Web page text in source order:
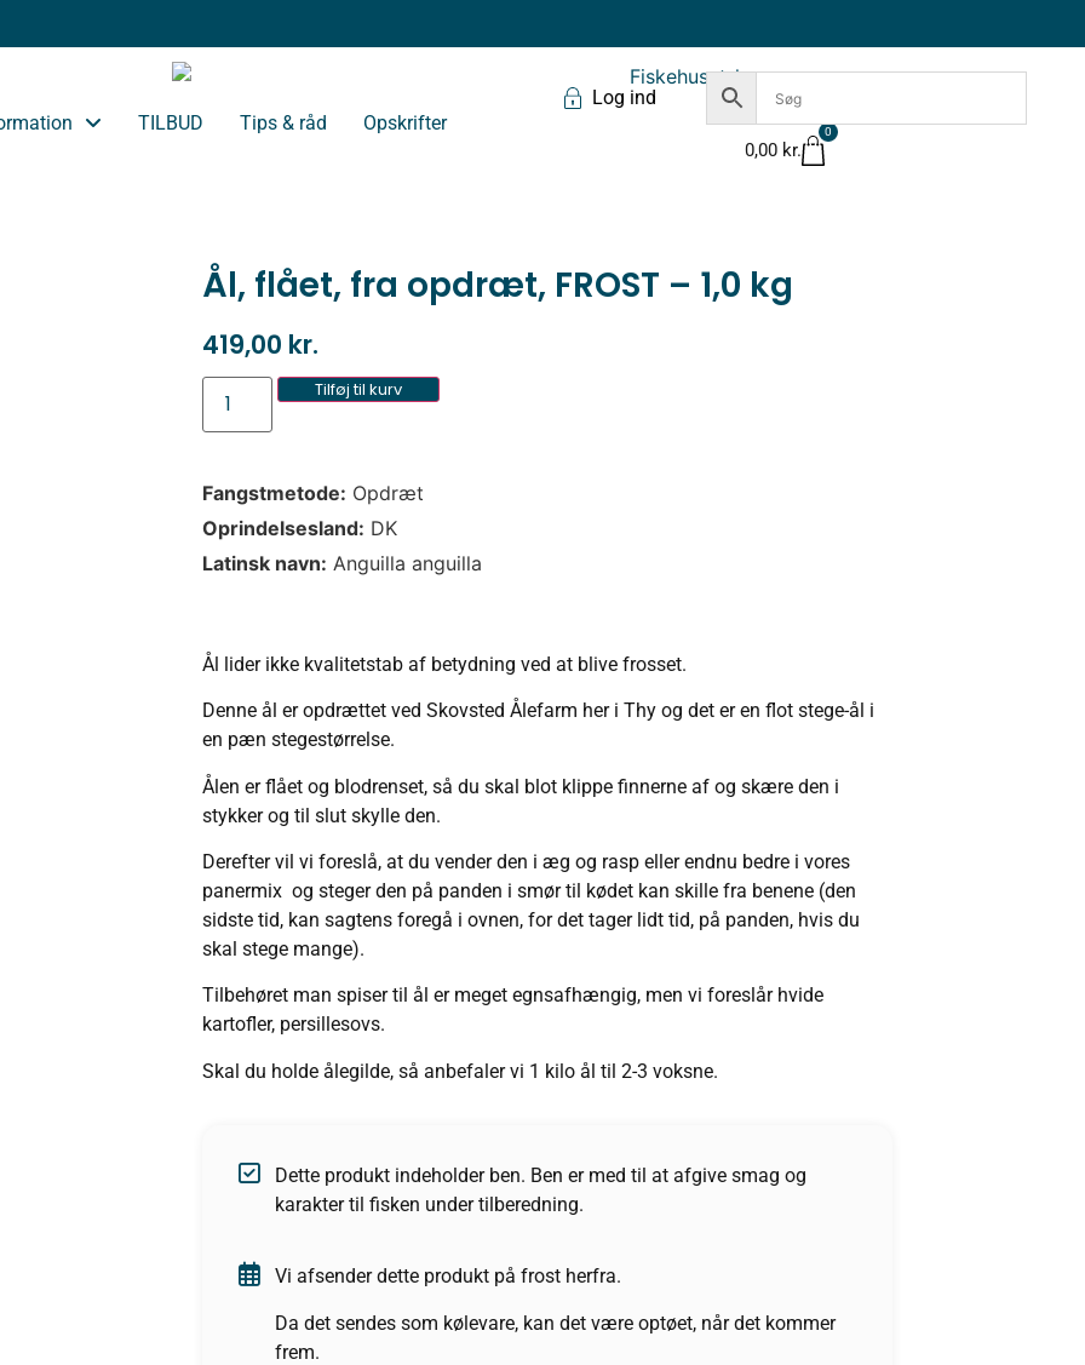
TILBUD Tips & råd Opskrifter
Log ind
0,00 kr.
0
Ål, flået, fra opdræt, FROST – 1,0 kg
419,00 kr.
Tilføj til kurv
Fangstmetode: Opdræt
Oprindelsesland: DK
Latinsk navn: Anguilla anguilla
Ål lider ikke kvalitetstab af betydning ved at blive frosset.
Denne ål er opdrættet ved Skovsted Ålefarm her i Thy og det er en flot stege-ål i
en pæn stegestørrelse.
Ålen er flået og blodrenset, så du skal blot klippe finnerne af og skære den i
stykker og til slut skylle den.
Derefter vil vi foreslå, at du vender den i æg og rasp eller endnu bedre i vores
panermix og steger den på panden i smør til kødet kan skille fra benene (den
sidste tid, kan sagtens foregå i ovnen, for det tager lidt tid, på panden, hvis du
skal stege mange).
Tilbehøret man spiser til ål er meget egnsafhængig, men vi foreslår hvide
kartofler, persillesovs.
Skal du holde ålegilde, så anbefaler vi 1 kilo ål til 2-3 voksne.
Dette produkt indeholder ben. Ben er med til at afgive smag og
karakter til fisken under tilberedning.
Vi afsender dette produkt på frost herfra.
Da det sendes som kølevare, kan det være optøet, når det kommer
frem.